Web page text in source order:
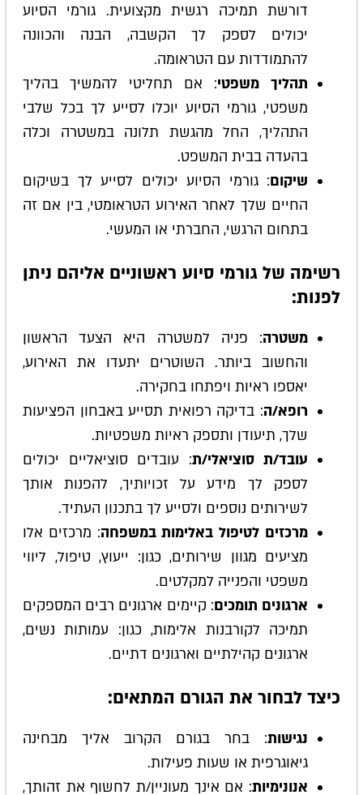
דורשת תמיכה רגשית מקצועית. גורמי הסיוע
יכולים לספק לך הקשבה, הבנה והכוונה
להתמודדות עם הטראומה.
תהליך משפטי: אם תחליטי להמשיך בהליך
משפטי, גורמי הסיוע יוכלו לסייע לך בכל שלבי
התהליך, החל מהגשת תלונה במשטרה וכלה
בהעדה בבית המשפט.
שיקום: גורמי הסיוע יכולים לסייע לך בשיקום
החיים שלך לאחר האירוע הטראומטי, בין אם זה
בתחום הרגשי, החברתי או המעשי.
רשימה של גורמי סיוע ראשוניים אליהם ניתן
לפנות:
משטרה: פניה למשטרה היא הצעד הראשון
והחשוב ביותר. השוטרים יתעדו את האירוע,
יאספו ראיות ויפתחו בחקירה.
רופא/ה: בדיקה רפואית תסייע באבחון הפציעות
שלך, תיעודן ותספק ראיות משפטיות.
עובד/ת סוציאלי/ת: עובדים סוציאליים יכולים
לספק לך מידע על זכויותיך, להפנות אותך
לשירותים נוספים ולסייע לך בתכנון העתיד.
מרכזים לטיפול באלימות במשפחה: מרכזים אלו
מציעים מגוון שירותים, כגון: ייעוץ, טיפול, ליווי
משפטי והפנייה למקלטים.
ארגונים תומכים: קיימים ארגונים רבים המספקים
תמיכה לקורבנות אלימות, כגון: עמותות נשים,
ארגונים קהילתיים וארגונים דתיים.
כיצד לבחור את הגורם המתאים:
נגישות: בחר בגורם הקרוב אליך מבחינה
גיאוגרפית או שעות פעילות.
אנונימיות: אם אינך מעוניין/ת לחשוף את זהותך,